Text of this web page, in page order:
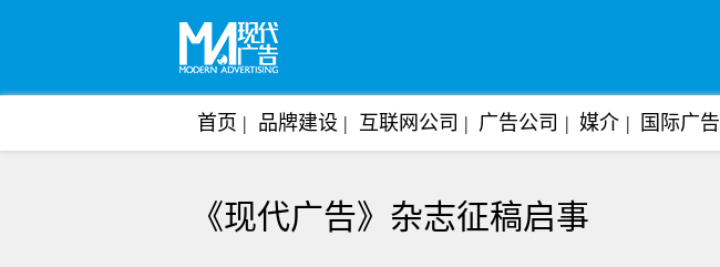
首页 品牌建设 互联网公司 广告公司 媒介 国际广告
《现代广告》杂志征稿启事